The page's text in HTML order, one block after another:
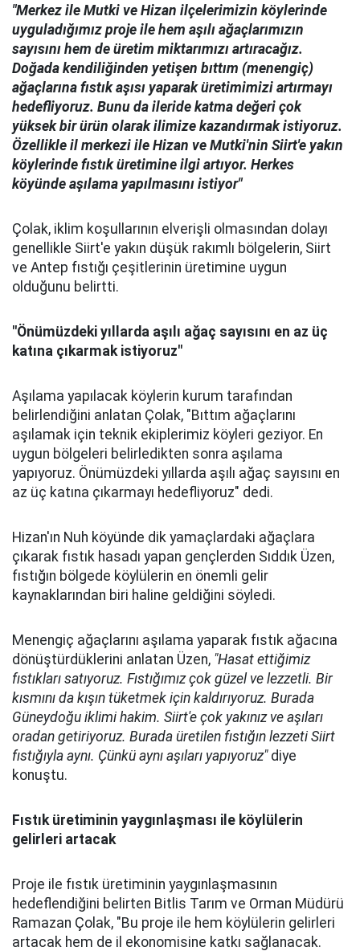
"Merkez ile Mutki ve Hizan ilçelerimizin köylerinde
uyguladığımız proje ile hem aşılı ağaçlarımızın
sayısını hem de üretim miktarımızı artıracağız.
Doğada kendiliğinden yetişen bıttım (menengiç)
ağaçlarına fıstık aşısı yaparak üretimimizi artırmayı
hedefliyoruz. Bunu da ileride katma değeri çok
yüksek bir ürün olarak ilimize kazandırmak istiyoruz.
Özellikle il merkezi ile Hizan ve Mutki'nin Siirt'e yakın
köylerinde fıstık üretimine ilgi artıyor. Herkes
köyünde aşılama yapılmasını istiyor"
Çolak, iklim koşullarının elverişli olmasından dolayı
genellikle Siirt'e yakın düşük rakımlı bölgelerin, Siirt
ve Antep fıstığı çeşitlerinin üretimine uygun
olduğunu belirtti.
"Önümüzdeki yıllarda aşılı ağaç sayısını en az üç
katına çıkarmak istiyoruz"
Aşılama yapılacak köylerin kurum tarafından
belirlendiğini anlatan Çolak, "Bıttım ağaçlarını
aşılamak için teknik ekiplerimiz köyleri geziyor. En
uygun bölgeleri belirledikten sonra aşılama
yapıyoruz. Önümüzdeki yıllarda aşılı ağaç sayısını en
az üç katına çıkarmayı hedefliyoruz" dedi.
Hizan'ın Nuh köyünde dik yamaçlardaki ağaçlara
çıkarak fıstık hasadı yapan gençlerden Sıddık Üzen,
fıstığın bölgede köylülerin en önemli gelir
kaynaklarından biri haline geldiğini söyledi.
Menengiç ağaçlarını aşılama yaparak fıstık ağacına
dönüştürdüklerini anlatan Üzen, "Hasat ettiğimiz
fıstıkları satıyoruz. Fıstığımız çok güzel ve lezzetli. Bir
kısmını da kışın tüketmek için kaldırıyoruz. Burada
Güneydoğu iklimi hakim. Siirt'e çok yakınız ve aşıları
oradan getiriyoruz. Burada üretilen fıstığın lezzeti Siirt
fıstığıyla aynı. Çünkü aynı aşıları yapıyoruz"diye
konuştu.
Fıstık üretiminin yaygınlaşması ile köylülerin
gelirleri artacak
Proje ile fıstık üretiminin yaygınlaşmasının
hedeflendiğini belirten Bitlis Tarım ve Orman Müdürü
Ramazan Çolak, "Bu proje ile hem köylülerin gelirleri
artacak hem de il ekonomisine katkı sağlanacak.